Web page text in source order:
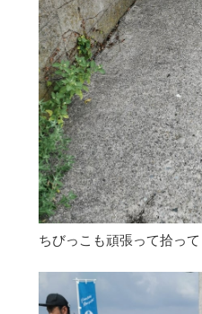
ちびっこも頑張って拾って